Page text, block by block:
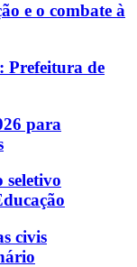
e o combate à
Prefeitura de
para
seletivo
civis